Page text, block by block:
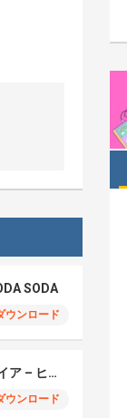
SODA
ウンロード
モエチャッカファイア – ヒューゴ、狛野真斗、ライト、セヴェリアン (Cover )
ウンロード